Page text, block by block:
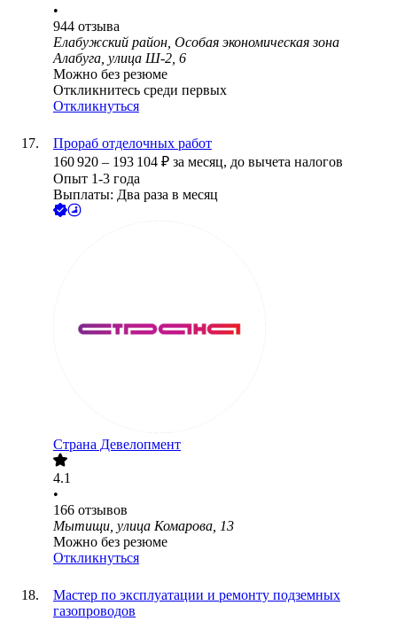
•
944 отзыва
Елабужский район, Особая экономическая зона
Алабуга, улица Ш-2, 6
Можно без резюме
Откликнитесь среди первых
Откликнуться
Прораб отделочных работ
160 920 – 193 104 ₽ за месяц, до вычета налогов
Опыт 1-3 года
Выплаты: Два раза в месяц
Страна Девелопмент
4.1
•
166 отзывов
Мытищи, улица Комарова, 13
Можно без резюме
Откликнуться
Мастер по эксплуатации и ремонту подземных
газопроводов